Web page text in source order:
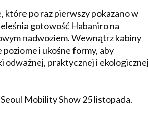
po raz pierwszy pokazano w
gotowość Habaniro na
nadwoziem. Wewnątrz kabiny
i ukośne formy, aby
odważnej, praktycznej i
Mobility Show 25 listopada.